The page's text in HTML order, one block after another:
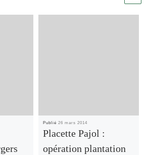
Publié 26 mars 2014
Placette Pajol :
opération plantation